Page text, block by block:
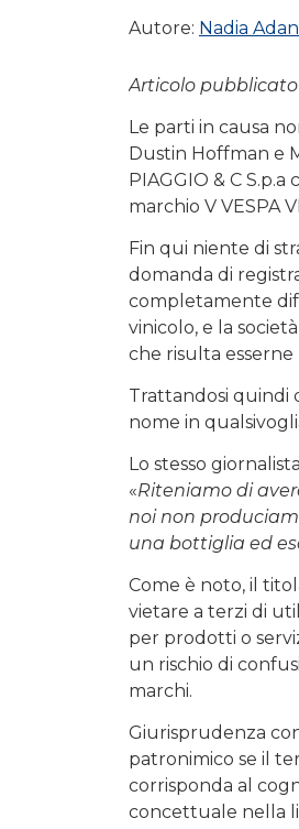
Autore: Nadia
Articolo
Le parti in causa
Dustin Hoffman e
PIAGGIO & C
marchio V VESPA
Fin qui niente di
domanda di
completamente
vinicolo, e la
che risulta esserne
Trattandosi quindi
nome in
Lo stesso
«Riteniamo di
noi non
una bottiglia ed
Come è noto, il
vietare a terzi di
per prodotti o
un rischio di
marchi.
Giurisprudenza
patronimico se il
corrisponda al
concettuale nella